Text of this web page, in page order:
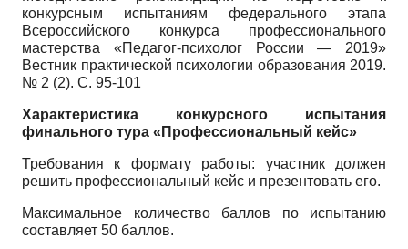
конкурсным испытаниям федерального этапа
Всероссийского конкурса профессионального
мастерства «Педагог-психолог России — 2019»
Вестник практической психологии образования 2019.
№ 2 (2). С. 95-101
Характеристика конкурсного испытания
финального тура «Профессиональный кейс»
Требования к формату работы: участник должен
решить профессиональный кейс и презентовать его.
Максимальное количество баллов по испытанию
составляет 50 баллов.